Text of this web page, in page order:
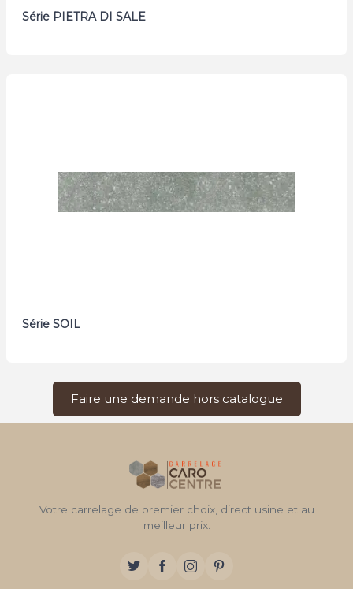
Série PIETRA DI SALE
Série SOIL
Faire une demande hors catalogue
Votre carrelage de premier choix, direct usine et au
meilleur prix.